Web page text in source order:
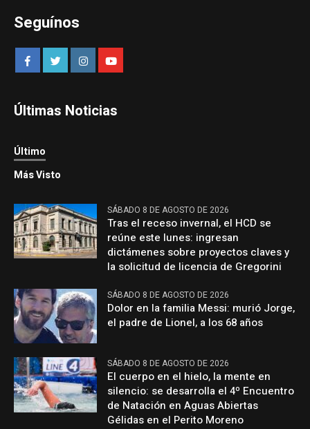
Seguínos
Últimas Noticias
Último
Más Visto
SÁBADO 8 DE AGOSTO DE 2026
Tras el receso invernal, el HCD se
reúne este lunes: ingresan
dictámenes sobre proyectos claves y
la solicitud de licencia de Gregorini
SÁBADO 8 DE AGOSTO DE 2026
Dolor en la familia Messi: murió Jorge,
el padre de Lionel, a los 68 años
SÁBADO 8 DE AGOSTO DE 2026
El cuerpo en el hielo, la mente en
silencio: se desarrolla el 4º Encuentro
de Natación en Aguas Abiertas
Gélidas en el Perito Moreno